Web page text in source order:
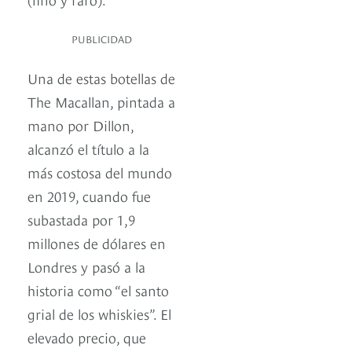
PUBLICIDAD
Una de estas botellas de
The Macallan, pintada a
mano por Dillon,
alcanzó el título a la
más costosa del mundo
en 2019, cuando fue
subastada por 1,9
millones de dólares en
Londres y pasó a la
historia como “el santo
grial de los whiskies”. El
elevado precio, que